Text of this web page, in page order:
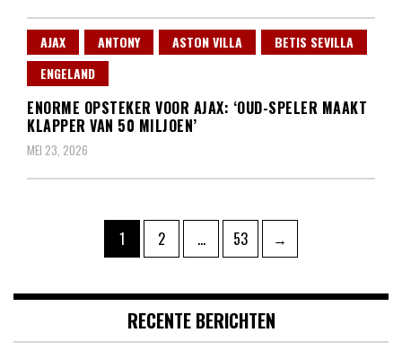
AJAX ANTONY ASTON VILLA
BETIS SEVILLA
ENGELAND
ENORME OPSTEKER VOOR AJAX: ‘OUD-SPELER MAAKT
KLAPPER VAN 50 MILJOEN’
MEI 23, 2026
paginering
Pagina
1 Pagina
2 … Pagina
53 →
RECENTE BERICHTEN